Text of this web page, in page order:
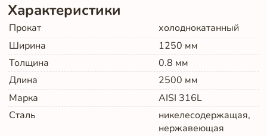
Характеристики
Прокат
холоднокатанный
Ширина
1250 мм
Толщина
0.8 мм
Длина
2500 мм
Марка
AISI 316L
Сталь
никелесодержащая,
нержавеющая